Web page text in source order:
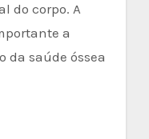
do corpo. A
a
saúde óssea